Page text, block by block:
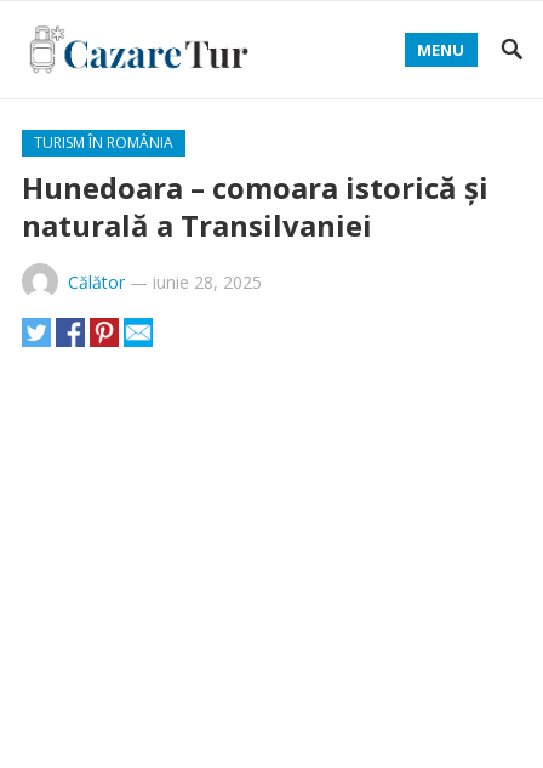
MENU
TURISM ÎN ROMÂNIA
Hunedoara – comoara istorică și
naturală a Transilvaniei
Călător— iunie 28, 2025